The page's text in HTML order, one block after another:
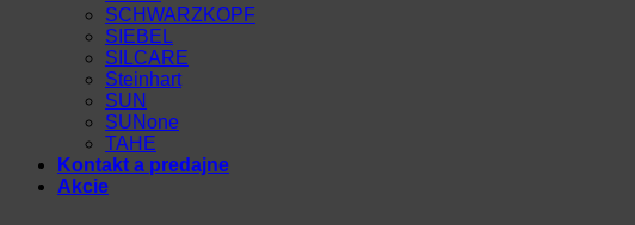
SCHWARZKOPF
SIEBEL
SILCARE
Steinhart
SUN
SUNone
TAHE
Kontakt a predajne
Akcie